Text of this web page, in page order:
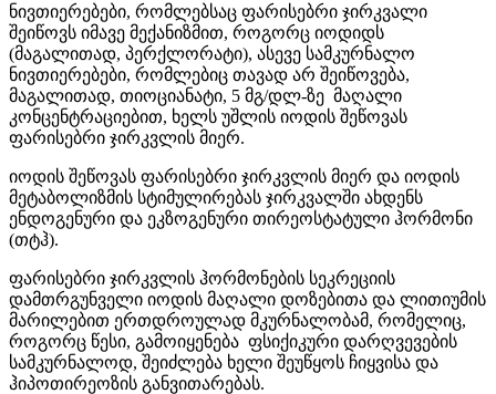
ნივთიერებები, რომლებსაც ფარისებრი ჯირკვალი
შეიწოვს იმავე მექანიზმით, როგორც იოდიდს
(მაგალითად, პერქლორატი), ასევე სამკურნალო
ნივთიერებები, რომლებიც თავად არ შეიწოვება,
მაგალითად, თიოციანატი, 5 მგ/დლ-ზე მაღალი
კონცენტრაციებით, ხელს უშლის იოდის შეწოვას
ფარისებრი ჯირკვლის მიერ.
იოდის შეწოვას ფარისებრი ჯირკვლის მიერ და იოდის
მეტაბოლიზმის სტიმულირებას ჯირკვალში ახდენს
ენდოგენური და ეკზოგენური თირეოსტატული ჰორმონი
(თტჰ).
ფარისებრი ჯირკვლის ჰორმონების სეკრეციის
დამთრგუნველი იოდის მაღალი დოზებითა და ლითიუმის
მარილებით ერთდროულად მკურნალობამ, რომელიც,
როგორც წესი, გამოიყენება ფსიქიკური დარღვევების
სამკურნალოდ, შეიძლება ხელი შეუწყოს ჩიყვისა და
ჰიპოთირეოზის განვითარებას.